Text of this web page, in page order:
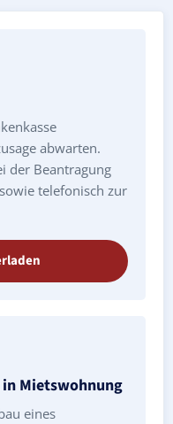
abwarten.
der Beantragung
telefonisch zur
Mietswohnung
eines